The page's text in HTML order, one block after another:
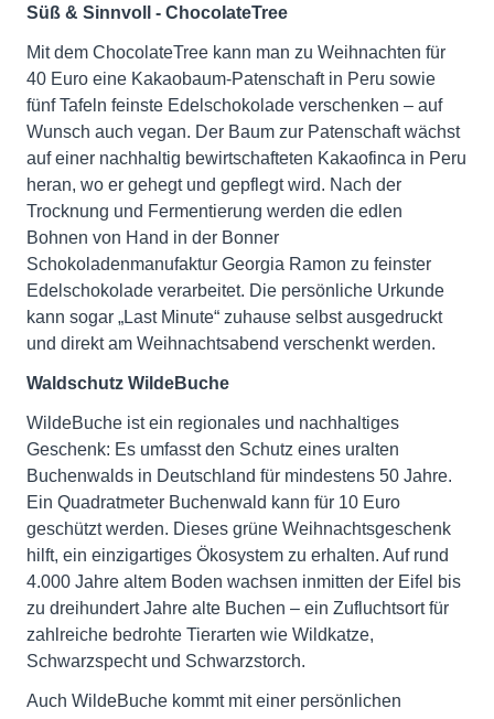
Süß & Sinnvoll - ChocolateTree
Mit dem ChocolateTree kann man zu Weihnachten für
40 Euro eine Kakaobaum-Patenschaft in Peru sowie
fünf Tafeln feinste Edelschokolade verschenken – auf
Wunsch auch vegan. Der Baum zur Patenschaft wächst
auf einer nachhaltig bewirtschafteten Kakaofinca in Peru
heran, wo er gehegt und gepflegt wird. Nach der
Trocknung und Fermentierung werden die edlen
Bohnen von Hand in der Bonner
Schokoladenmanufaktur Georgia Ramon zu feinster
Edelschokolade verarbeitet. Die persönliche Urkunde
kann sogar „Last Minute“ zuhause selbst ausgedruckt
und direkt am Weihnachtsabend verschenkt werden.
Waldschutz WildeBuche
WildeBuche ist ein regionales und nachhaltiges
Geschenk: Es umfasst den Schutz eines uralten
Buchenwalds in Deutschland für mindestens 50 Jahre.
Ein Quadratmeter Buchenwald kann für 10 Euro
geschützt werden. Dieses grüne Weihnachtsgeschenk
hilft, ein einzigartiges Ökosystem zu erhalten. Auf rund
4.000 Jahre altem Boden wachsen inmitten der Eifel bis
zu dreihundert Jahre alte Buchen – ein Zufluchtsort für
zahlreiche bedrohte Tierarten wie Wildkatze,
Schwarzspecht und Schwarzstorch.
Auch WildeBuche kommt mit einer persönlichen